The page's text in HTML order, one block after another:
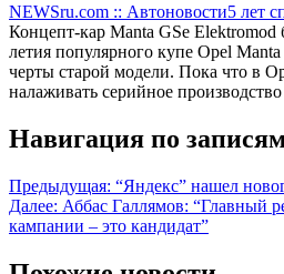
NEWSru.com :: Автоновости5 лет
Концепт-кар Manta GSe Elektromod
летия популярного купе Opel
черты старой модели. Пока что в
налаживать серийное
Навигация по
Предыдущая: “Яндекс” нашел
Далее: Аббас Галлямов: “Главный
кампании – это кандидат”